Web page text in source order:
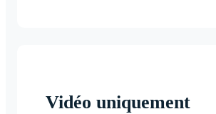
Vidéo uniquement